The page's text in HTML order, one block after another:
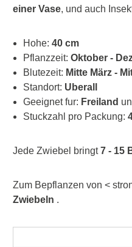
einer Vase, und auch
Hohe: 40 cm
Pflanzzeit: Oktober -
Blutezeit: Mitte März -
Standort: Uberall
Geeignet fur: Freiland
Stuckzahl pro Packung:
Jede Zwiebel bringt7 - 15
Zum Bepflanzen von <
Zwiebeln .